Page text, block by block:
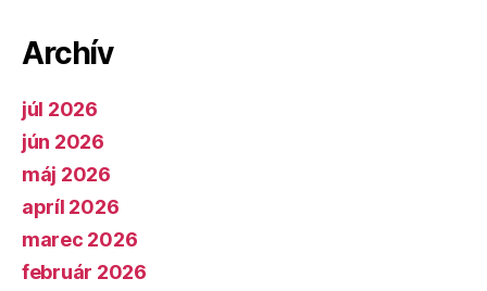
Archív
júl 2026
jún 2026
máj 2026
apríl 2026
marec 2026
február 2026